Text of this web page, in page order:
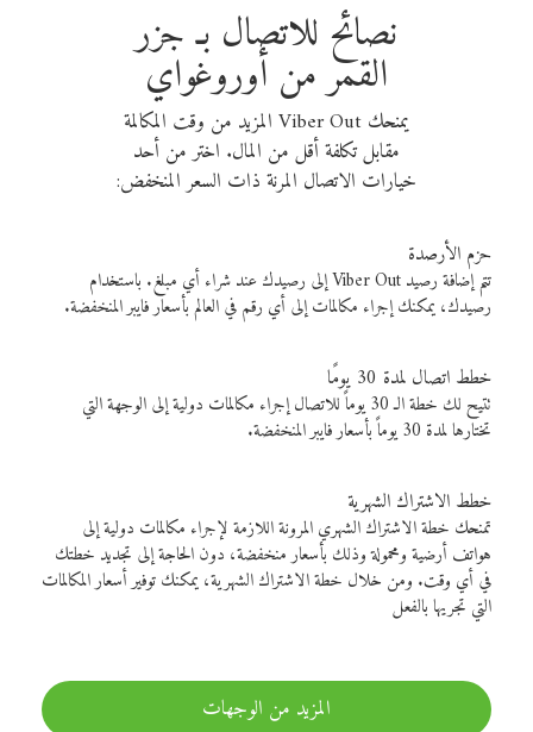
نصائح للاتصال بـ جزر
القمر من أوروغواي
يمنحك Viber Out المزيد من وقت المكالمة
مقابل تكلفة أقل من المال. اختر من أحد
خيارات الاتصال المرنة ذات السعر المنخفض:
حزم الأرصدة
تتم إضافة رصيد Viber Out إلى رصيدك عند شراء أي مبلغ. باستخدام
رصيدك، يمكنك إجراء مكالمات إلى أي رقم في العالم بأسعار فايبر المنخفضة.
خطط اتصال لمدة 30 يومًا
تتيح لك خطة الـ 30 يوماً للاتصال إجراء مكالمات دولية إلى الوجهة التي
تختارها لمدة 30 يوماً بأسعار فايبر المنخفضة.
خطط الاشتراك الشهرية
تمنحك خطة الاشتراك الشهري المرونة اللازمة لإجراء مكالمات دولية إلى
هواتف أرضية ومحمولة وذلك بأسعار منخفضة، دون الحاجة إلى تجديد خطتك
في أي وقت. ومن خلال خطة الاشتراك الشهرية، يمكنك توفير أسعار المكالمات
التي تجريها بالفعل
المزيد من الوجهات